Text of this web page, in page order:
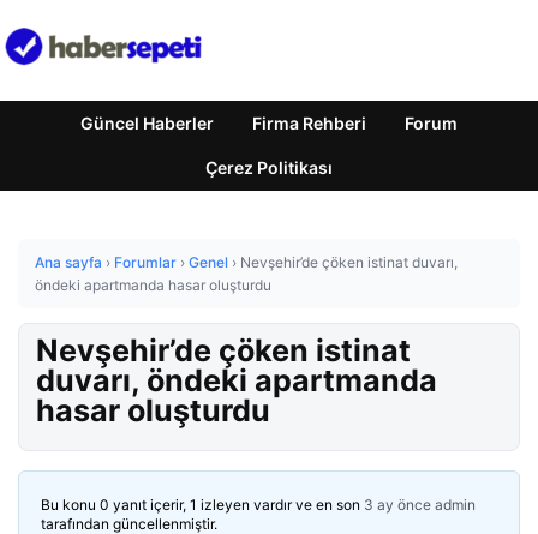
Güncel Haberler Firma Rehberi Forum
Çerez Politikası
Ana sayfa › Forumlar › Genel › Nevşehir’de çöken istinat duvarı,
öndeki apartmanda hasar oluşturdu
Nevşehir’de çöken istinat
duvarı, öndeki apartmanda
hasar oluşturdu
Bu konu 0 yanıt içerir, 1 izleyen vardır ve en son 3 ay önce admin
tarafından güncellenmiştir.